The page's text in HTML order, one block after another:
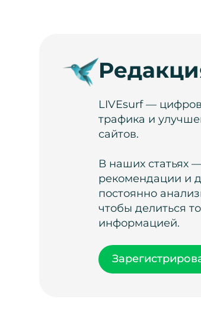
LIVEsurf —
трафика и
сайтов.
В наших статьях
рекомендации и
постоянно
чтобы делиться
информацией.